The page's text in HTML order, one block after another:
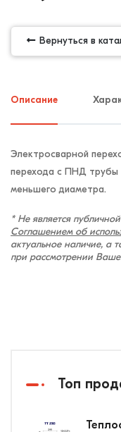
Вернуться в
Описание
Электросварной
перехода с ПНД трубы
меньшего диаметра.
* Не является
Соглашением об
актуальное наличие, а
при рассмотрении
Топ